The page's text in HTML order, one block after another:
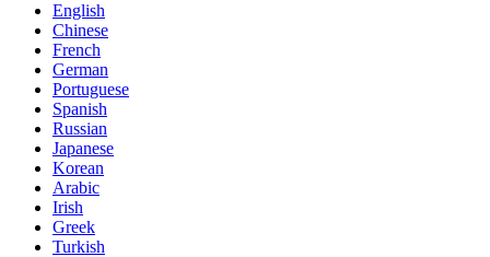
English
Chinese
French
German
Portuguese
Spanish
Russian
Japanese
Korean
Arabic
Irish
Greek
Turkish